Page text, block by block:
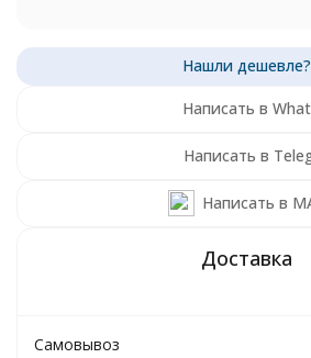
Написать в
Написать в
Написать в
Самовывоз